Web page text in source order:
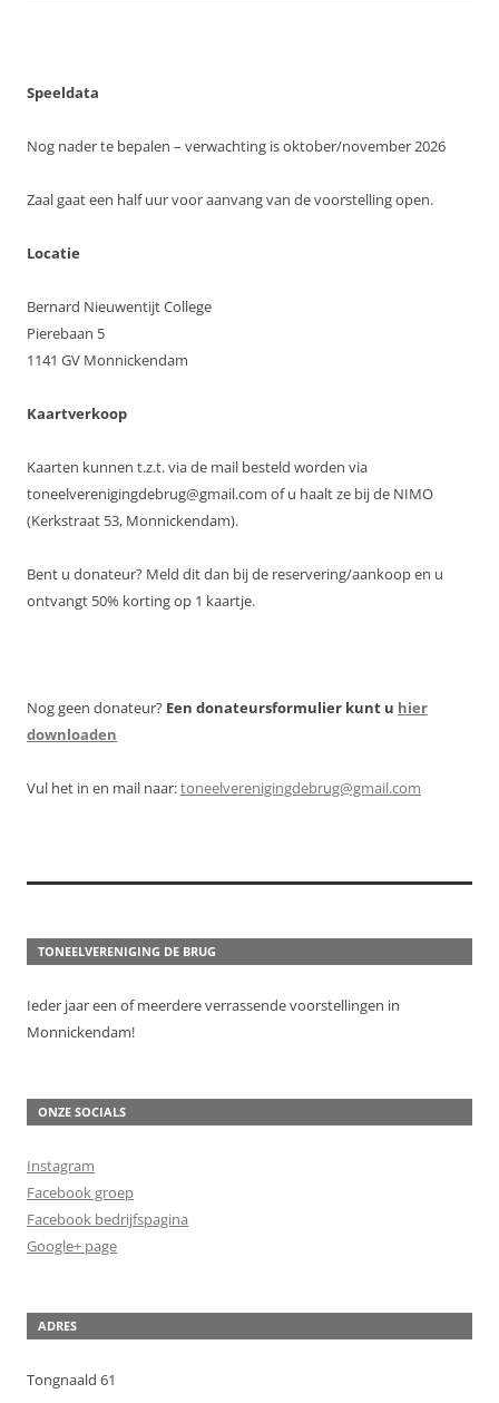
Speeldata
Nog nader te bepalen – verwachting is oktober/november 2026
Zaal gaat een half uur voor aanvang van de voorstelling open.
Locatie
Bernard Nieuwentijt College
Pierebaan 5
1141 GV Monnickendam
Kaartverkoop
Kaarten kunnen t.z.t. via de mail besteld worden via
toneelverenigingdebrug@gmail.com of u haalt ze bij de NIMO
(Kerkstraat 53, Monnickendam).
Bent u donateur? Meld dit dan bij de reservering/aankoop en u
ontvangt 50% korting op 1 kaartje.
Nog geen donateur? Een donateursformulier kunt u hier
downloaden
Vul het in en mail naar:toneelverenigingdebrug@gmail.com
TONEELVERENIGING DE BRUG
Ieder jaar een of meerdere verrassende voorstellingen in
Monnickendam!
ONZE SOCIALS
Instagram
Facebook groep
Facebook bedrijfspagina
Google+ page
ADRES
Tongnaald 61